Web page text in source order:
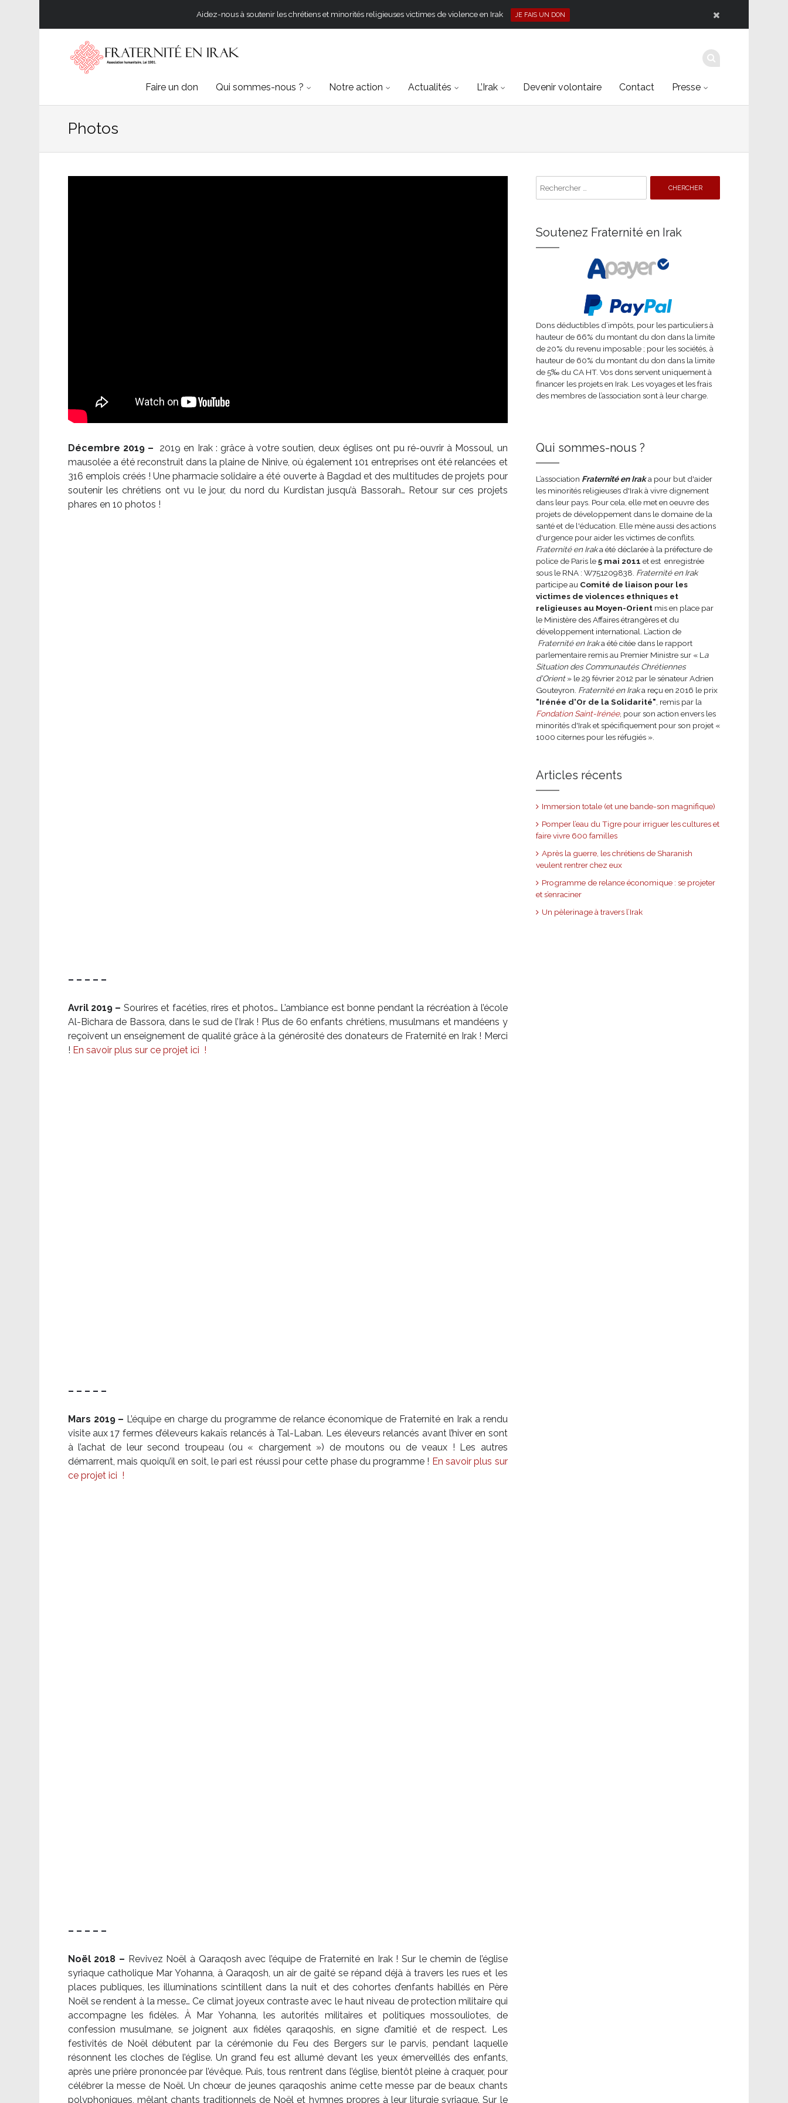
Aidez-nous à soutenir les chrétiens et minorités religieuses victimes de violence en Irak JE FAIS UN DON
Faire un don Qui sommes-nous ? Notre action Actualités L’Irak Devenir volontaire Contact Presse
Photos
Décembre 2019 – 2019 en Irak : grâce à votre soutien, deux églises ont pu ré-ouvrir à Mossoul, un
mausolée a été reconstruit dans la plaine de Ninive, où également 101 entreprises ont été relancées et
316 emplois créés ! Une pharmacie solidaire a été ouverte à Bagdad et des multitudes de projets pour
soutenir les chrétiens ont vu le jour, du nord du Kurdistan jusqu’à Bassorah… Retour sur ces projets
phares en 10 photos !
– – – – –
Avril 2019 – Sourires et facéties, rires et photos… L’ambiance est bonne pendant la récréation à l’école
Al-Bichara de Bassora, dans le sud de l’Irak ! Plus de 60 enfants chrétiens, musulmans et mandéens y
reçoivent un enseignement de qualité grâce à la générosité des donateurs de Fraternité en Irak ! Merci
! En savoir plus sur ce projet ici !
– – – – –
Mars 2019 – L’équipe en charge du programme de relance économique de Fraternité en Irak a rendu
visite aux 17 fermes d’éleveurs kakaïs relancés à Tal-Laban. Les éleveurs relancés avant l’hiver en sont
à l’achat de leur second troupeau (ou « chargement ») de moutons ou de veaux ! Les autres
démarrent, mais quoiqu’il en soit, le pari est réussi pour cette phase du programme ! En savoir plus sur
ce projet ici !
– – – – –
Noël 2018 – Revivez Noël à Qaraqosh avec l’équipe de Fraternité en Irak ! Sur le chemin de l’église
syriaque catholique Mar Yohanna, à Qaraqosh, un air de gaité se répand déjà à travers les rues et les
places publiques, les illuminations scintillent dans la nuit et des cohortes d’enfants habillés en Père
Noël se rendent à la messe… Ce climat joyeux contraste avec le haut niveau de protection militaire qui
accompagne les fidèles. À Mar Yohanna, les autorités militaires et politiques mossouliotes, de
confession musulmane, se joignent aux fidèles qaraqoshis, en signe d’amitié et de respect. Les
festivités de Noël débutent par la cérémonie du Feu des Bergers sur le parvis, pendant laquelle
résonnent les cloches de l’église. Un grand feu est allumé devant les yeux émerveillés des enfants,
après une prière prononcée par l’évêque. Puis, tous rentrent dans l’église, bientôt pleine à craquer, pour
célébrer la messe de Noël. Un chœur de jeunes qaraqoshis anime cette messe par de beaux chants
polyphoniques, mêlant chants traditionnels de Noël et hymnes propres à leur liturgie syriaque. Sur le
Soutenez Fraternité en Irak
Dons déductibles d’impôts, pour les particuliers à
hauteur de 66% du montant du don dans la limite
de 20% du revenu imposable ; pour les sociétés, à
hauteur de 60% du montant du don dans la limite
de 5‰ du CA HT. Vos dons servent uniquement à
financer les projets en Irak. Les voyages et les frais
des membres de l’association sont à leur charge.
Qui sommes-nous ?
L’association Fraternité en Iraka pour but d'aider
les minorités religieuses d'Irak à vivre dignement
dans leur pays. Pour cela, elle met en oeuvre des
projets de développement dans le domaine de la
santé et de l'éducation. Elle mène aussi des actions
d'urgence pour aider les victimes de conflits.
Fraternité en Iraka été déclarée à la préfecture de
police de Paris le5 mai 2011 et est enregistrée
sous le RNA : W751209838. Fraternité en Irak
participe au Comité de liaison pour les
victimes de violences ethniques et
religieuses au Moyen-Orientmis en place par
le Ministère des Affaires étrangères et du
développement international. L’action de
Fraternité en Iraka été citée dans le rapport
parlementaire remis au Premier Ministre sur « L a
Situation des Communautés Chrétiennes
d’Orient» le 29 février 2012 par le sénateur Adrien
Gouteyron. Fraternité en Iraka reçu en 2016 le prix
"Irénée d'Or de la Solidarité" , remis par la
Fondation Saint-Irénée, pour son action envers les
minorités d'Irak et spécifiquement pour son projet «
1000 citernes pour les réfugiés ».
Articles récents
Immersion totale (et une bande-son magnifique)
Pomper l’eau du Tigre pour irriguer les cultures et
faire vivre 600 familles
Après la guerre, les chrétiens de Sharanish
veulent rentrer chez eux
Programme de relance économique : se projeter
et s’enraciner
Un pèlerinage à travers l’Irak